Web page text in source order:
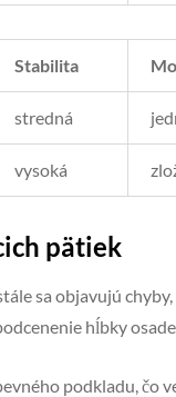
Stabilita
stredná
vysoká
pätiek
sa objavujú
hĺbky
podkladu,